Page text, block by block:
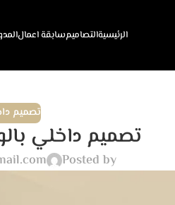
الرئيسيةالتصاميمسابقة اعمال
تصميم
تصميم داخلي
Posted by